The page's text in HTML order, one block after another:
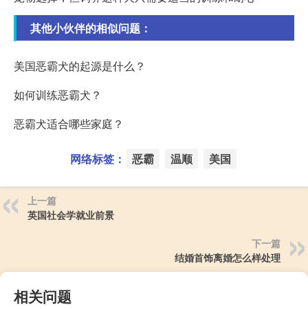
其他小伙伴的相似问题：
美国恶霸犬的起源是什么？
如何训练恶霸犬？
恶霸犬适合哪些家庭？
网络标签： 恶霸 温顺 美国
上一篇
英国社会学就业前景
下一篇
结婚首饰离婚怎么样处理
相关问题